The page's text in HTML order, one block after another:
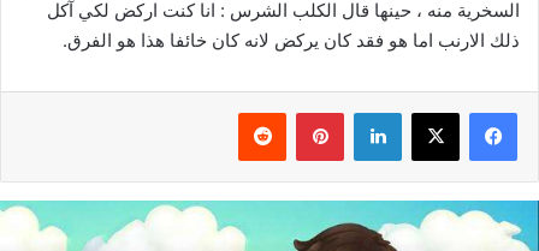
السخرية منه ، حينها قال الكلب الشرس : انا كنت اركض لكي آكل
ذلك الارنب اما هو فقد كان يركض لانه كان خائفا هذا هو الفرق.
فيسبوك ‫X لينكدإن بينتيريست